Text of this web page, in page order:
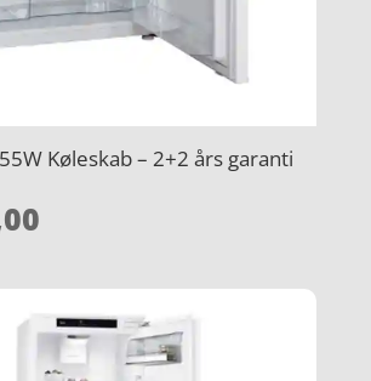
Køleskab – 2+2 års garanti